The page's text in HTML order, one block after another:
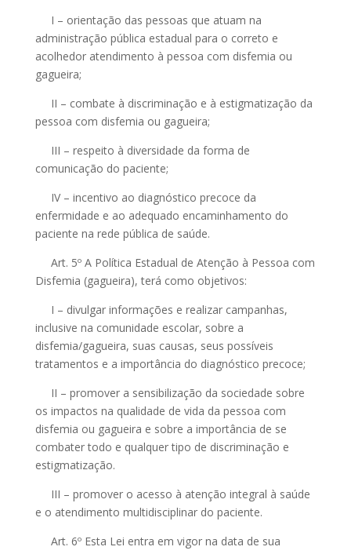
I – orientação das pessoas que atuam na
administração pública estadual para o correto e
acolhedor atendimento à pessoa com disfemia ou
gagueira;
II – combate à discriminação e à estigmatização da
pessoa com disfemia ou gagueira;
III – respeito à diversidade da forma de
comunicação do paciente;
IV – incentivo ao diagnóstico precoce da
enfermidade e ao adequado encaminhamento do
paciente na rede pública de saúde.
Art. 5º A Política Estadual de Atenção à Pessoa com
Disfemia (gagueira), terá como objetivos:
I – divulgar informações e realizar campanhas,
inclusive na comunidade escolar, sobre a
disfemia/gagueira, suas causas, seus possíveis
tratamentos e a importância do diagnóstico precoce;
II – promover a sensibilização da sociedade sobre
os impactos na qualidade de vida da pessoa com
disfemia ou gagueira e sobre a importância de se
combater todo e qualquer tipo de discriminação e
estigmatização.
III – promover o acesso à atenção integral à saúde
e o atendimento multidisciplinar do paciente.
Art. 6º Esta Lei entra em vigor na data de sua